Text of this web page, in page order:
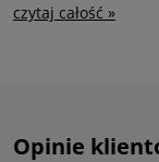
czytaj całość »
Opinie